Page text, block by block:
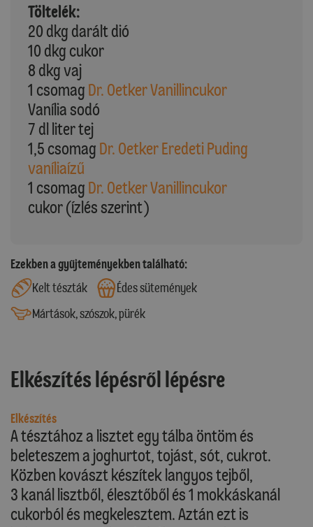
Töltelék:
20 dkg darált dió
10 dkg cukor
8 dkg vaj
1 csomag Dr. Oetker Vanillincukor
Vanília sodó
7 dl liter tej
1,5 csomag Dr. Oetker Eredeti Puding
vaníliaízű
1 csomag Dr. Oetker Vanillincukor
cukor (ízlés szerint)
Ezekben a gyűjteményekben található:
Kelt tészták
Édes sütemények
Mártások, szószok, pürék
Elkészítés lépésről lépésre
Elkészítés
A tésztához a lisztet egy tálba öntöm és
beleteszem a joghurtot, tojást, sót, cukrot.
Közben kovászt készítek langyos tejből,
3 kanál lisztből, élesztőből és 1 mokkáskanál
cukorból és megkelesztem. Aztán ezt is